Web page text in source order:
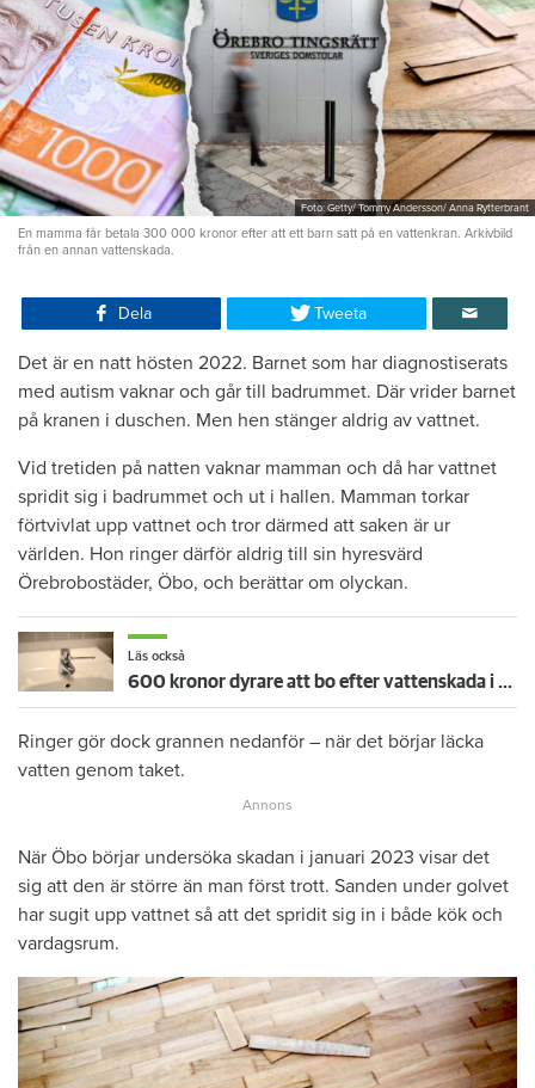
Foto: Getty/ Tommy Andersson/ Anna Rytterbrant
En mamma får betala 300 000 kronor efter att ett barn satt på en vattenkran. Arkivbild
från en annan vattenskada.
Dela Tweeta
Det är en natt hösten 2022. Barnet som har diagnostiserats
med autism vaknar och går till badrummet. Där vrider barnet
på kranen i duschen. Men hen stänger aldrig av vattnet.
Vid tretiden på natten vaknar mamman och då har vattnet
spridit sig i badrummet och ut i hallen. Mamman torkar
förtvivlat upp vattnet och tror därmed att saken är ur
världen. Hon ringer därför aldrig till sin hyresvärd
Örebrobostäder, Öbo, och berättar om olyckan.
Läs också
600 kronor dyrare att bo efter vattenskada i Varberg
Ringer gör dock grannen nedanför – när det börjar läcka
vatten genom taket.
När Öbo börjar undersöka skadan i januari 2023 visar det
sig att den är större än man först trott. Sanden under golvet
har sugit upp vattnet så att det spridit sig in i både kök och
vardagsrum.